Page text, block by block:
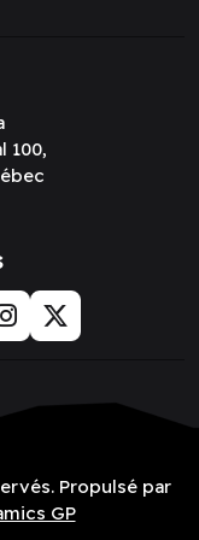
100,
Propulsé par
GP